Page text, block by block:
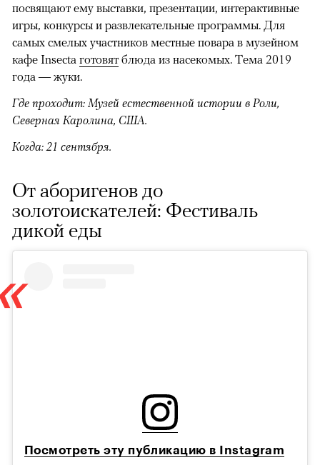
посвящают ему выставки, презентации, интерактивные
игры, конкурсы и развлекательные программы. Для
самых смелых участников местные повара в музейном
кафе Insecta готовят блюда из насекомых. Тема 2019
года — жуки.
Где проходит: Музей естественной истории в Роли,
Северная Каролина, США.
Когда: 21 сентября.
От аборигенов до
золотоискателей: Фестиваль
дикой еды
Посмотреть эту публикацию в Instagram